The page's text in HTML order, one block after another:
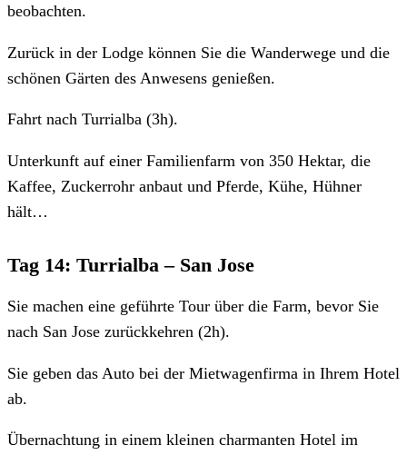
beobachten.
Zurück in der Lodge können Sie die Wanderwege und die
schönen Gärten des Anwesens genießen.
Fahrt nach Turrialba (3h).
Unterkunft auf einer Familienfarm von 350 Hektar, die
Kaffee, Zuckerrohr anbaut und Pferde, Kühe, Hühner
hält…
Tag 14: Turrialba – San Jose
Sie machen eine geführte Tour über die Farm, bevor Sie
nach San Jose zurückkehren (2h).
Sie geben das Auto bei der Mietwagenfirma in Ihrem Hotel
ab.
Übernachtung in einem kleinen charmanten Hotel im